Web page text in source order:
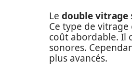
Le double vitrage
Ce type de
coût abordable. Il
sonores.
plus avancés.